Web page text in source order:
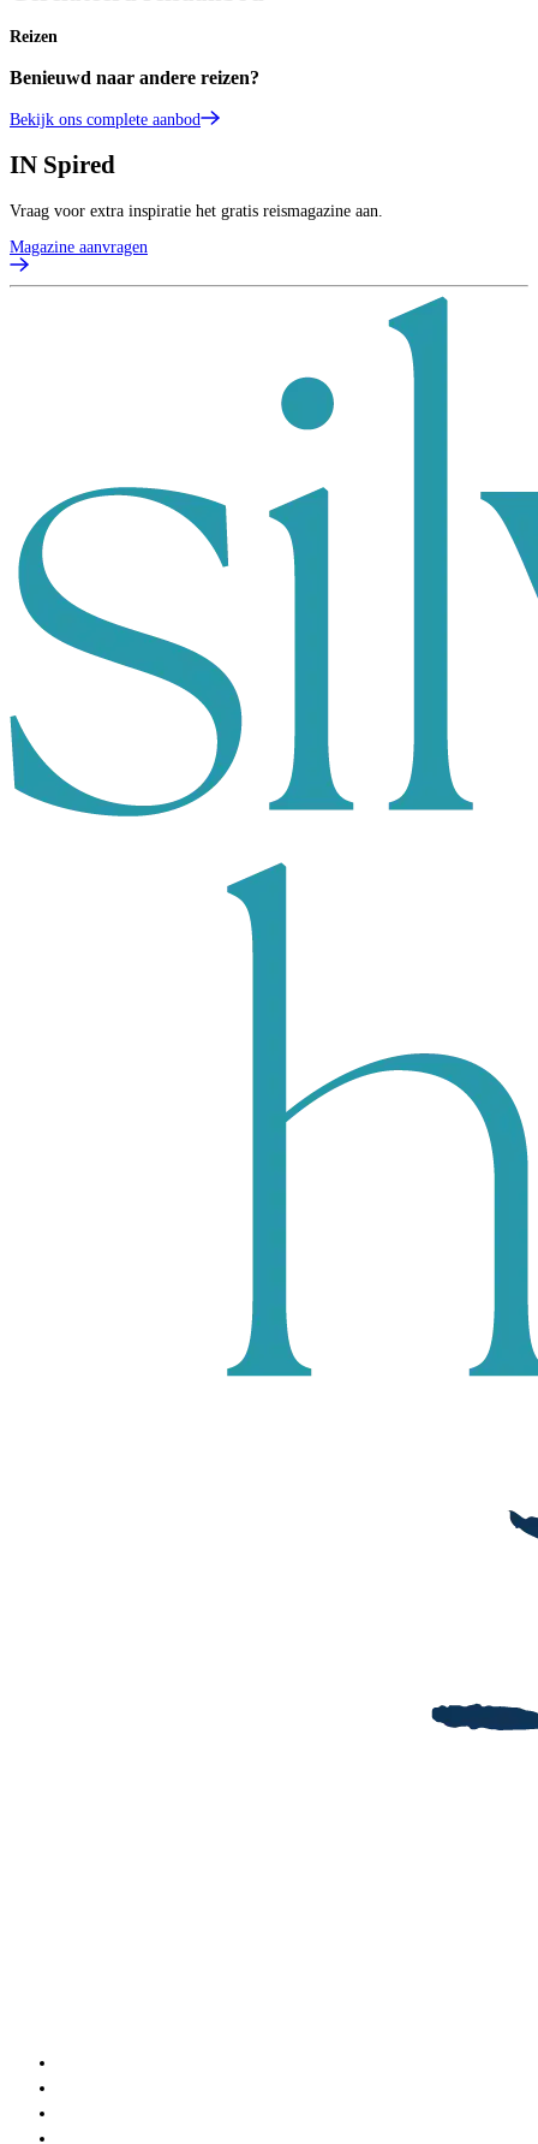
Reizen
Benieuwd naar andere reizen?
Bekijk ons complete aanbod
IN Spired
Vraag voor extra inspiratie het gratis reismagazine aan.
Magazine aanvragen